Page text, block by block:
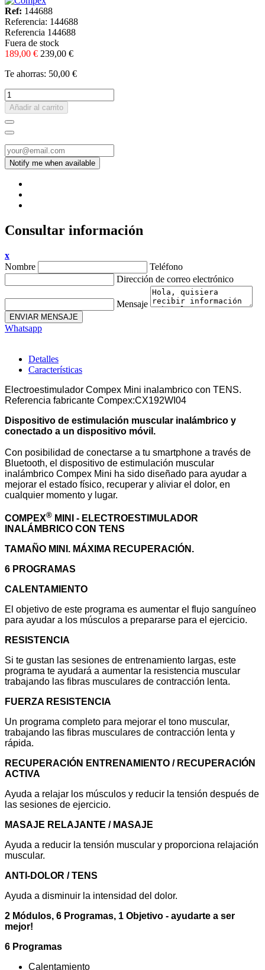
Ref: 144688
Referencia: 144688
Referencia 144688
Fuera de stock
189,00 € 239,00 €
Te ahorras: 50,00 €
Añadir al carrito
Consultar información
x
Nombre
Teléfono
Dirección de correo electrónico
Mensaje
ENVIAR MENSAJE
Whatsapp
Detalles
Características
Electroestimulador Compex Mini inalambrico con TENS.
Referencia fabricante Compex:CX192WI04
Dispositivo de estimulación muscular inalámbrico y
conectado a un dispositivo móvil.
Con posibilidad de conectarse a tu smartphone a través de
Bluetooth, el dispositivo de estimulación muscular
inalámbrico Compex Mini ha sido diseñado para ayudar a
mejorar el estado físico, recuperar y aliviar el dolor, en
cualquier momento y lugar.
COMPEX® MINI - ELECTROESTIMULADOR
INALÁMBRICO CON TENS
TAMAÑO MINI. MÁXIMA RECUPERACIÓN.
6 PROGRAMAS
CALENTAMIENTO
El objetivo de este programa es aumentar el flujo sanguíneo
para ayudar a los músculos a prepararse para el ejercicio.
RESISTENCIA
Si te gustan las sesiones de entrenamiento largas, este
programa te ayudará a aumentar la resistencia muscular
trabajando las fibras musculares de contracción lenta.
FUERZA RESISTENCIA
Un programa completo para mejorar el tono muscular,
trabajando las fibras musculares de contracción lenta y
rápida.
RECUPERACIÓN ENTRENAMIENTO / RECUPERACIÓN
ACTIVA
Ayuda a relajar los músculos y reducir la tensión después de
las sesiones de ejercicio.
MASAJE RELAJANTE / MASAJE
Ayuda a reducir la tensión muscular y proporciona relajación
muscular.
ANTI-DOLOR / TENS
Ayuda a disminuir la intensidad del dolor.
2 Módulos, 6 Programas, 1 Objetivo - ayudarte a ser
mejor!
6 Programas
Calentamiento